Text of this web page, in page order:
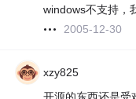
windows不支持，
2005-12-30
xzy825